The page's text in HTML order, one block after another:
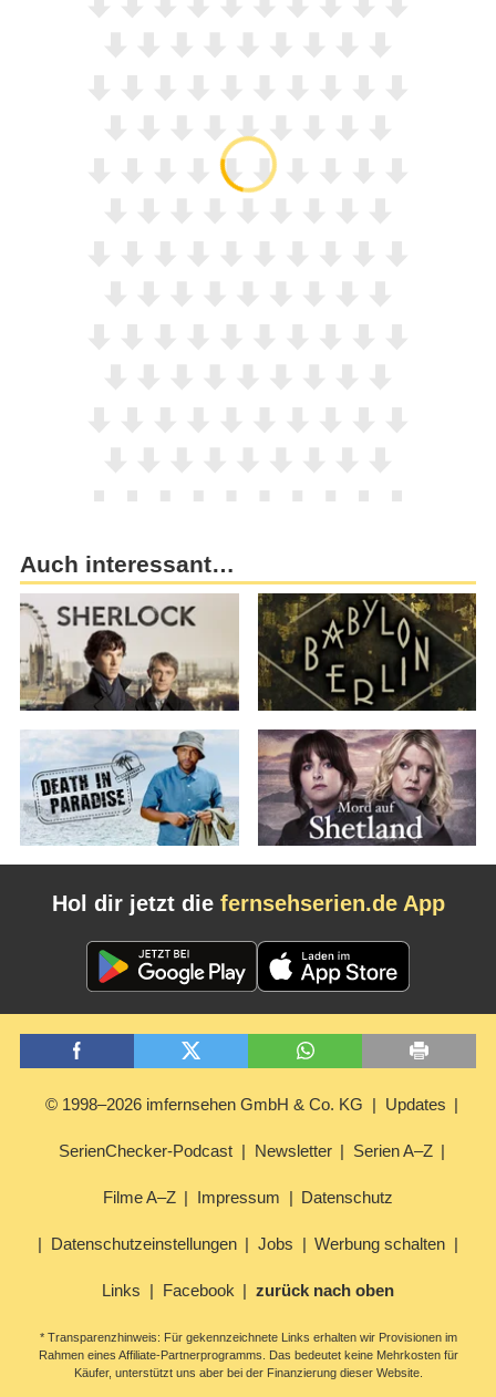
Auch interessant…
Hol dir jetzt die fernsehserien.de App
© 1998–2026 imfernsehen GmbH & Co. KG Updates
SerienChecker-Podcast Newsletter Serien A–Z
Filme A–Z Impressum Datenschutz
Datenschutzeinstellungen Jobs Werbung schalten
Links Facebook zurück nach oben
* Transparenzhinweis: Für gekennzeichnete Links erhalten wir Provisionen im
Rahmen eines Affiliate-Partnerprogramms. Das bedeutet keine Mehrkosten für
Käufer, unterstützt uns aber bei der Finanzierung dieser Website.